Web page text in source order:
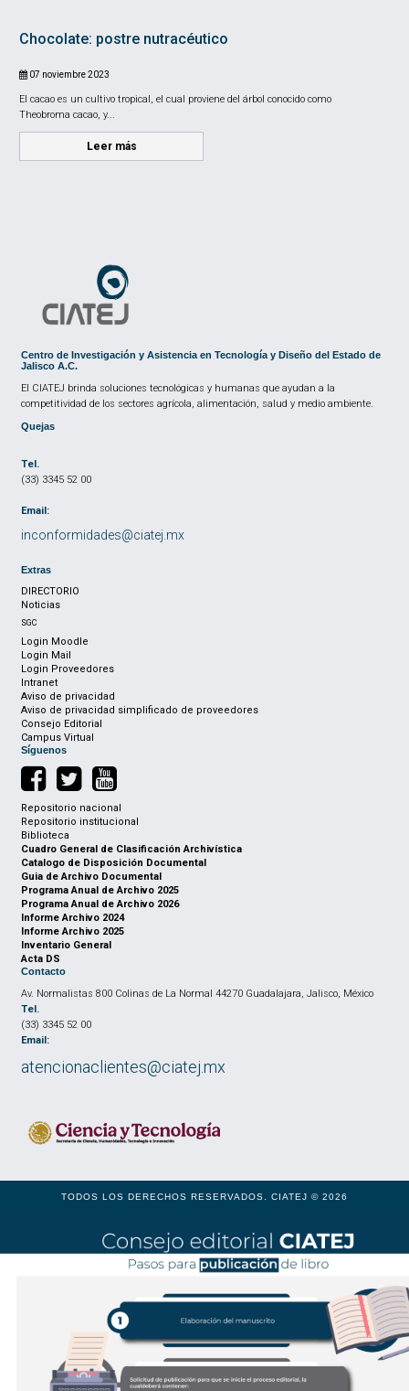
Chocolate: postre nutracéutico
07 noviembre 2023
El cacao es un cultivo tropical, el cual proviene del árbol conocido como
Theobroma cacao, y...
Leer más
Centro de Investigación y Asistencia en Tecnología y Diseño del Estado de
Jalisco A.C.
El CIATEJ brinda soluciones tecnológicas y humanas que ayudan a la
competitividad de los sectores agrícola, alimentación, salud y medio ambiente.
Quejas
Tel.
(33) 3345 52 00
Email:
inconformidades@ciatej.mx
Extras
DIRECTORIO
Noticias
SGC
Login Moodle
Login Mail
Login Proveedores
Intranet
Aviso de privacidad
Aviso de privacidad simplificado de proveedores
Consejo Editorial
Campus Virtual
Síguenos
Repositorio nacional
Repositorio institucional
Biblioteca
Cuadro General de Clasificación Archivística
Catalogo de Disposición Documental
Guia de Archivo Documental
Programa Anual de Archivo 2025
Programa Anual de Archivo 2026
Informe Archivo 2024
Informe Archivo 2025
Inventario General
Acta DS
Contacto
Av. Normalistas 800 Colinas de La Normal 44270 Guadalajara, Jalisco, México
Tel.
(33) 3345 52 00
Email:
atencionaclientes@ciatej.mx
TODOS LOS DERECHOS RESERVADOS. CIATEJ © 2026